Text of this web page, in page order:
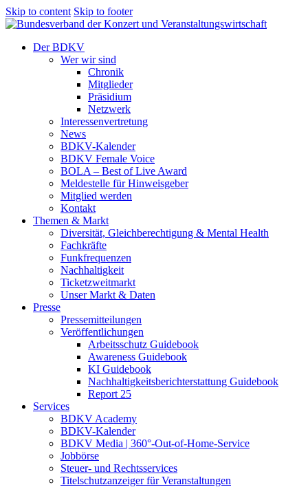
Skip to content Skip to footer
Der BDKV
Wer wir sind
Chronik
Mitglieder
Präsidium
Netzwerk
Interessenvertretung
News
BDKV-Kalender
BDKV Female Voice
BOLA – Best of Live Award
Meldestelle für Hinweisgeber
Mitglied werden
Kontakt
Themen & Markt
Diversität, Gleichberechtigung & Mental Health
Fachkräfte
Funkfrequenzen
Nachhaltigkeit
Ticketzweitmarkt
Unser Markt & Daten
Presse
Pressemitteilungen
Veröffentlichungen
Arbeitsschutz Guidebook
Awareness Guidebook
KI Guidebook
Nachhaltigkeitsberichterstattung Guidebook
Report 25
Services
BDKV Academy
BDKV-Kalender
BDKV Media | 360°-Out-of-Home-Service
Jobbörse
Steuer- und Rechtsservices
Titelschutzanzeiger für Veranstaltungen